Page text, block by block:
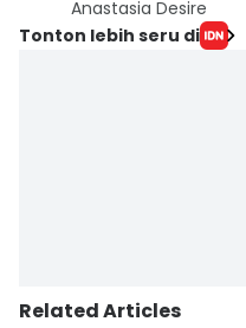
Anastasia Desire
Tonton lebih seru di
Related Articles